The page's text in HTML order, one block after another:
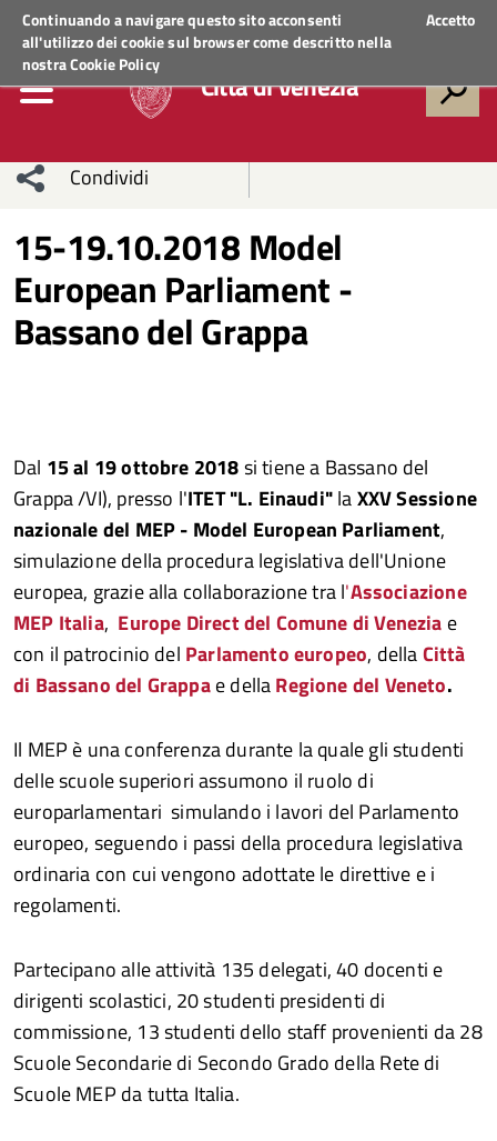
Continuando a navigare questo sito acconsenti
all'utilizzo dei cookie sul browser come descritto nella
nostraCookie Policy
Accetto
Regione VenetoACCEDI AI SERVIZI
Città di Venezia
Condividi
sui social
network
Condividi
Condividi
su
Facebook
Condividi
su
Condividi
Whatsapp
15-19.10.2018 Model
European Parliament -
Bassano del Grappa
Dal 15 al 19 ottobre 2018si tiene a Bassano del
Grappa /VI), presso l'ITET "L. Einaudi"laXXV Sessione
nazionale del MEP - Model European Parliament,
simulazione della procedura legislativa dell'Unione
europea, grazie alla collaborazione tra l'Associazione
MEP Italia, Europe Direct del Comune di Venezia e
con il patrocinio del Parlamento europeo, dellaCittà
di Bassano del Grappae dellaRegione del Veneto.
Il MEP è una conferenza durante la quale gli studenti
delle scuole superiori assumono il ruolo di
europarlamentari simulando i lavori del Parlamento
europeo, seguendo i passi della procedura legislativa
ordinaria con cui vengono adottate le direttive e i
regolamenti.
Partecipano alle attività 135 delegati, 40 docenti e
dirigenti scolastici, 20 studenti presidenti di
commissione, 13 studenti dello staff provenienti da 28
Scuole Secondarie di Secondo Grado della Rete di
Scuole MEP da tutta Italia.